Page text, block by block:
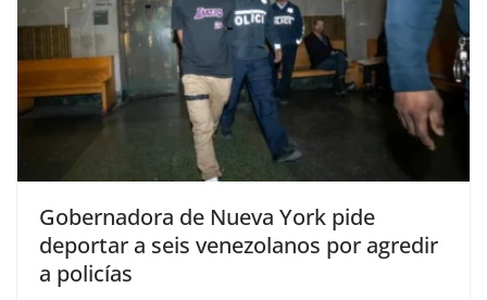
Gobernadora de Nueva York pide
deportar a seis venezolanos por agredir
a policías